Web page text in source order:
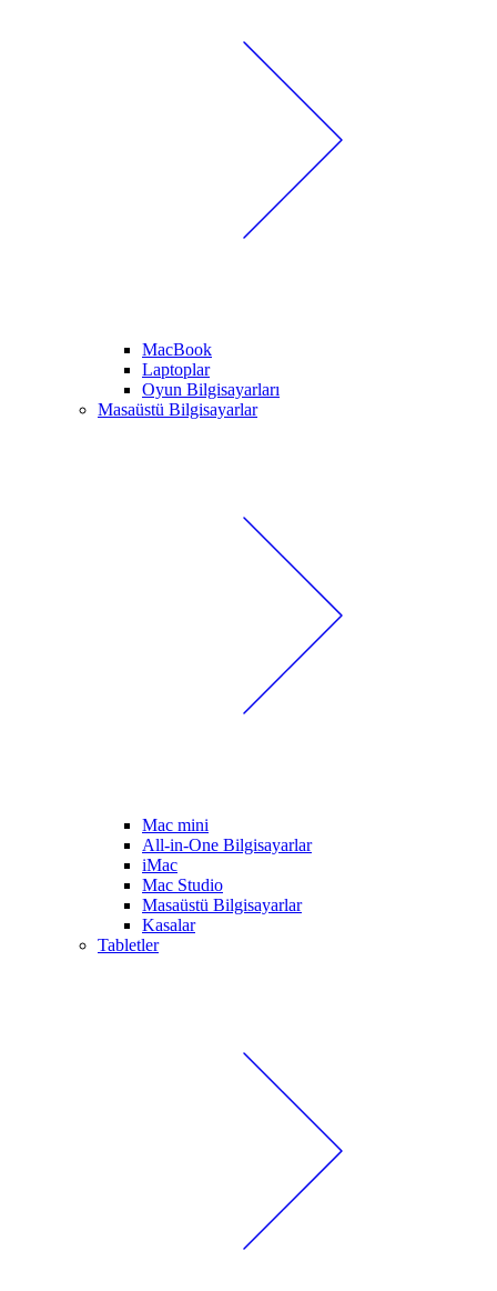
MacBook
Laptoplar
Oyun Bilgisayarları
Masaüstü Bilgisayarlar
Mac mini
All-in-One Bilgisayarlar
iMac
Mac Studio
Masaüstü Bilgisayarlar
Kasalar
Tabletler